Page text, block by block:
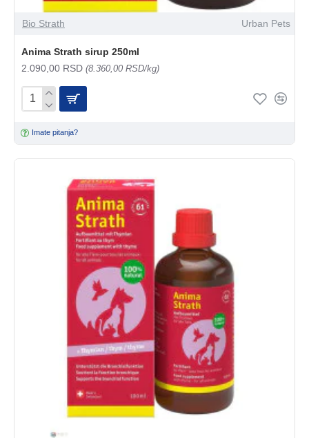
Bio Strath Urban Pets
Anima Strath sirup 250ml
2.090,00 RSD (8.360,00 RSD/kg)
Imate pitanja?